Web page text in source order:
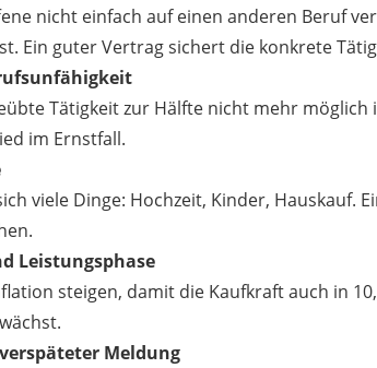
nicht einfach auf einen anderen Beruf
Ein guter Vertrag sichert die konkrete
Tätigkeit zur Hälfte nicht mehr
im Ernstfall.
viele Dinge: Hochzeit, Kinder,
Leistungsphase
steigen, damit die Kaufkraft auch in
Meldung